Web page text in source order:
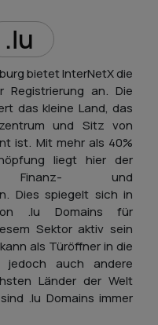
.lu
bietet InterNetX die
Registrierung an. Die
das kleine Land, das
und Sitz von
ist. Mit mehr als 40%
liegt hier der
Finanz- und
Dies spiegelt sich in
.lu Domains für
Sektor aktiv sein
als Türöffner in die
jedoch auch andere
Länder der Welt
.lu Domains immer